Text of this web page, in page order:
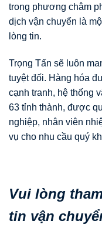
trong phương châm
dịch vận chuyển là
lòng tin.
Trọng Tấn sẽ luôn
tuyệt đối. Hàng hóa
cạnh tranh, hệ thống
63 tỉnh thành, được
nghiệp, nhân viên
vụ cho nhu cầu quý
Vui lòng
tin vận